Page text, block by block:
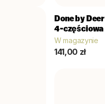
Done by Deer
4-częściowa
W magazynie
141,00 zł